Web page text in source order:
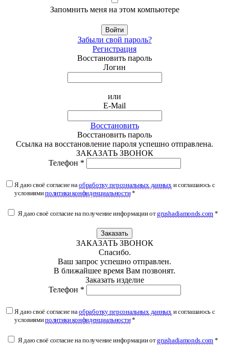
Запомнить меня на этом компьютере
Войти
Забыли свой пароль?
Регистрация
Восстановить пароль
Логин
или
E-Mail
Восстановить
Восстановить пароль
Ссылка на восстановление пароля успешно отправлена.
ЗАКАЗАТЬ ЗВОНОК
Телефон *
Я даю своё согласие наобработку персональных данныхи соглашаюсь с
условиямиполитики конфиденциальности*
Я даю своё согласие на получение информации отgrushadiamonds.com *
Заказать
ЗАКАЗАТЬ ЗВОНОК
Спасибо.
Ваш запрос успешно отправлен.
В ближайшее время Вам позвонят.
Заказать изделие
Телефон *
Я даю своё согласие наобработку персональных данныхи соглашаюсь с
условиямиполитики конфиденциальности*
Я даю своё согласие на получение информации отgrushadiamonds.com *